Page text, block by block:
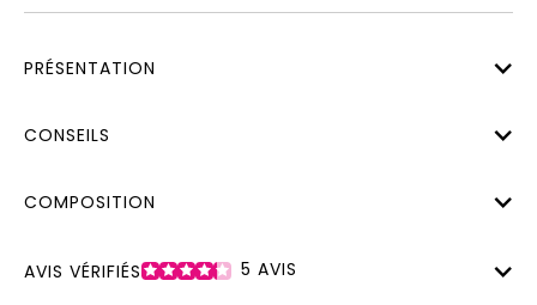
PRÉSENTATION
CONSEILS
COMPOSITION
AVIS VÉRIFIÉS 5 AVIS